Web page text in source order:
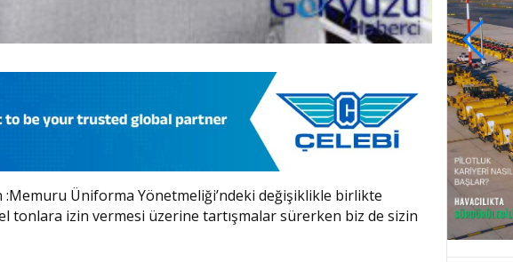
:Memuru Üniforma Yönetmeliği’ndeki değişiklikle birlikte
tonlara izin vermesi üzerine tartışmalar sürerken biz de sizin